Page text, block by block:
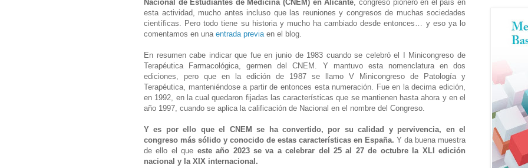
Nacional de Estudiantes de Medicina (CNEM) en Alicante , congreso pionero en el país en
esta actividad, mucho antes incluso que las reuniones y congresos de muchas sociedades
científicas. Pero todo tiene su historia y mucho ha cambiado desde entonces… y eso ya lo
comentamos en una entrada previa en el blog.
En resumen cabe indicar que fue en junio de 1983 cuando se celebró el I Minicongreso de
Terapéutica Farmacológica, germen del CNEM. Y mantuvo esta nomenclatura en dos
ediciones, pero que en la edición de 1987 se llamo V Minicongreso de Patología y
Terapéutica, manteniéndose a partir de entonces esta numeración. Fue en la decima edición,
en 1992, en la cual quedaron fijadas las características que se mantienen hasta ahora y en el
año 1997, cuando se aplica la calificación de Nacional en el nombre del Congreso.
Y es por ello que el CNEM se ha convertido, por su calidad y pervivencia, en el
congreso más sólido y conocido de estas características en España. Y da buena muestra
de ello el que este año 2023 se va a celebrar del 25 al 27 de octubre la XLI edición
nacional y la XIX internacional.